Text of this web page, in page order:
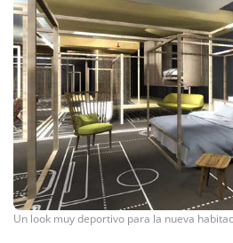
Un look muy deportivo para la nueva